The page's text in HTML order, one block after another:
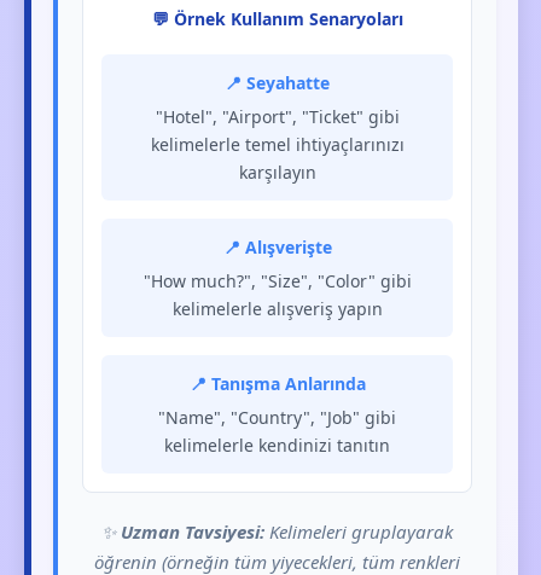
💬 Örnek Kullanım Senaryoları
📍 Seyahatte
"Hotel", "Airport", "Ticket" gibi
kelimelerle temel ihtiyaçlarınızı
karşılayın
📍 Alışverişte
"How much?", "Size", "Color" gibi
kelimelerle alışveriş yapın
📍 Tanışma Anlarında
"Name", "Country", "Job" gibi
kelimelerle kendinizi tanıtın
✨ Uzman Tavsiyesi: Kelimeleri gruplayarak
öğrenin (örneğin tüm yiyecekleri, tüm renkleri